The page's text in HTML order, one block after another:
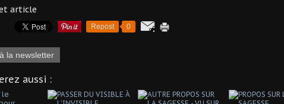
article
Repost 0
la newsletter
aussi :